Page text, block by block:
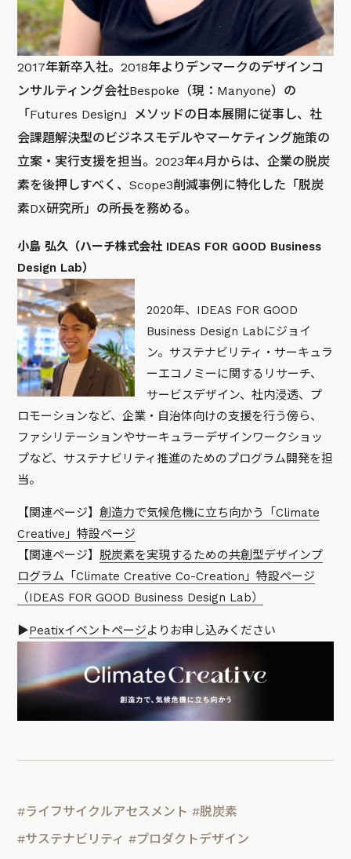
2017年新卒入社。2018年よりデンマークのデザインコ
ンサルティング会社Bespoke（現：Manyone）の
「Futures Design」メソッドの日本展開に従事し、社
会課題解決型のビジネスモデルやマーケティング施策の
立案・実行支援を担当。2023年4月からは、企業の脱炭
素を後押しすべく、Scope3削減事例に特化した「脱炭
素DX研究所」の所長を務める。
小島 弘久（ハーチ株式会社 IDEAS FOR GOOD Business
Design Lab）
2020年、IDEAS FOR GOOD
Business Design Labにジョイ
ン。サステナビリティ・サーキュラ
ーエコノミーに関するリサーチ、
サービスデザイン、社内浸透、プ
ロモーションなど、企業・自治体向けの支援を行う傍ら、
ファシリテーションやサーキュラーデザインワークショッ
プなど、サステナビリティ推進のためのプログラム開発を担
当。
【関連ページ】創造力で気候危機に立ち向かう「Climate
Creative」特設ページ
【関連ページ】脱炭素を実現するための共創型デザインプ
ログラム「Climate Creative Co-Creation」特設ページ
（IDEAS FOR GOOD Business Design Lab）
▶︎Peatixイベントページよりお申し込みください
#ライフサイクルアセスメント #脱炭素
#サステナビリティ #プロダクトデザイン